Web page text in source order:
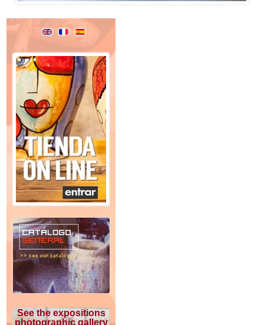
See the expositions
photographic gallery